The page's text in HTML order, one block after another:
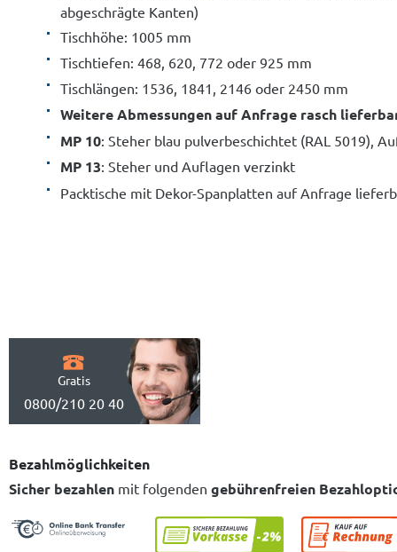
abgeschrägte Kanten)
Tischhöhe: 1005 mm
Tischtiefen: 468, 620, 772 oder 925 mm
Tischlängen: 1536, 1841, 2146 oder 2450 mm
Weitere Abmessungen auf Anfrage rasch
MP 10: Steher blau pulverbeschichtet (RAL 5019),
MP 13: Steher und Auflagen verzinkt
Packtische mit Dekor-Spanplatten auf Anfrage
Gratis
0800/210 20 40
Bezahlmöglichkeiten
Sicher bezahlen mit folgenden gebührenfreien